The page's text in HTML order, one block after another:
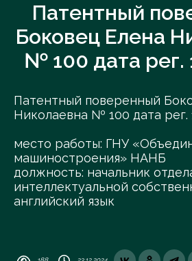
Патентный
Боковец Елена
№ 100 дата рег.
Патентный поверенный
Николаевна № 100 дата рег.
место работы: ГНУ
машиностроения» НАНБ
должность: начальник
интеллектуальной
английский язык